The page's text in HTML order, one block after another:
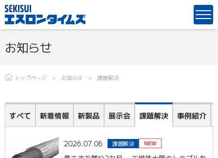
お知らせ
トップページ お知らせ 課題解決
すべて 新着情報 新製品 展示会 課題解決 事例紹介
2026.07.06 課題解決 NEW